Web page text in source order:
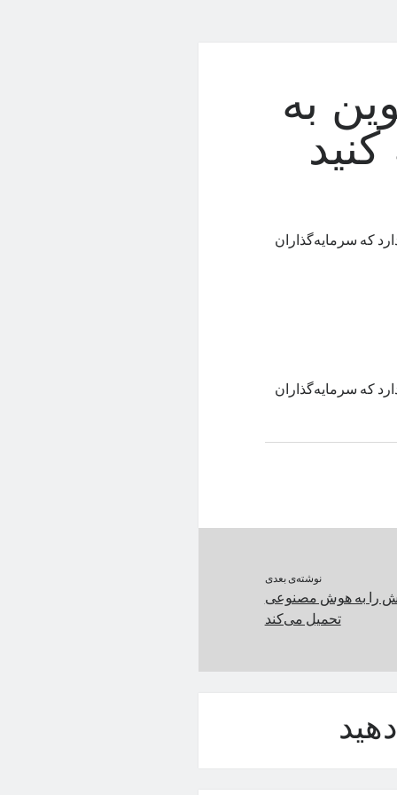
به
که سرمایه‌گذاران
که سرمایه‌گذاران
نوشته‌ی بعدی
را به هوش مصنوعی
تحمیل می‌کند